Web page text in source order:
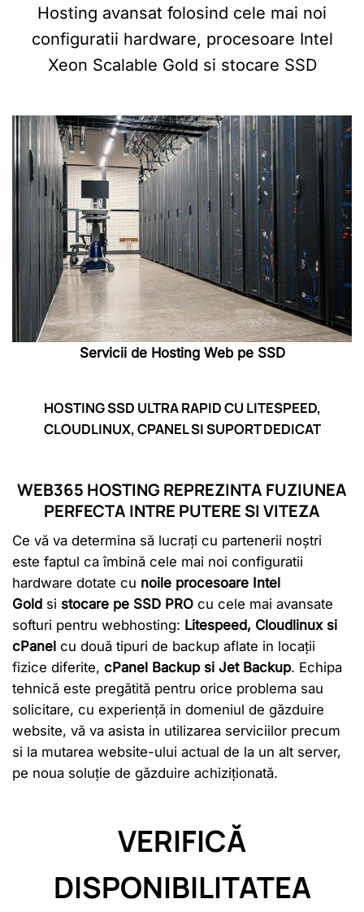
Hosting avansat folosind cele mai noi
configuratii hardware, procesoare Intel
Xeon Scalable Gold si stocare SSD
Servicii de Hosting Web pe SSD
HOSTING SSD ULTRA RAPID CU LITESPEED,
CLOUDLINUX, CPANEL SI SUPORT DEDICAT
WEB365 HOSTING REPREZINTA FUZIUNEA
PERFECTA INTRE PUTERE SI VITEZA
Ce vă va determina să lucrați cu partenerii noștri
este faptul ca îmbină cele mai noi configuratii
hardware dotate cu noile procesoare Intel
Gold si stocare pe SSD PRO cu cele mai avansate
softuri pentru webhosting: Litespeed, Cloudlinux si
cPanel cu două tipuri de backup aflate in locații
fizice diferite, cPanel Backup si Jet Backup. Echipa
tehnică este pregătită pentru orice problema sau
solicitare, cu experiență in domeniul de găzduire
website, vă va asista in utilizarea serviciilor precum
si la mutarea website-ului actual de la un alt server,
pe noua soluție de găzduire achiziționată.
VERIFICĂ
DISPONIBILITATEA